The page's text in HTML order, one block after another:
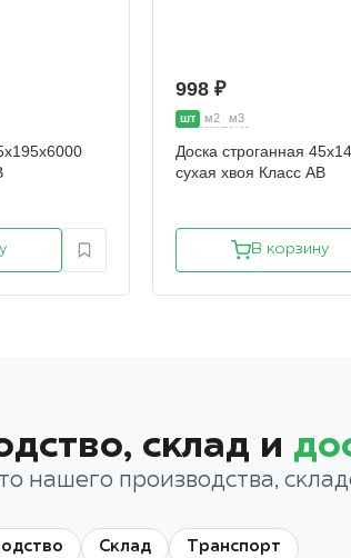
998 ₽
шт м2 м3
Доска строганная
сухая хвоя Класс АВ
В корзину
склад и
нашего производства,
Склад Транспорт